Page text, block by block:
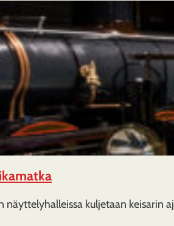
näyttelyhalleissa kuljetaan keisarin